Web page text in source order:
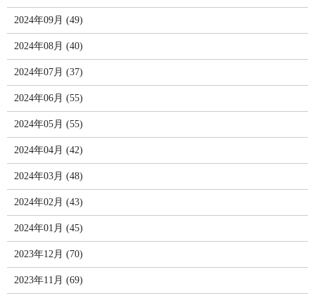
2024年09月 (49)
2024年08月 (40)
2024年07月 (37)
2024年06月 (55)
2024年05月 (55)
2024年04月 (42)
2024年03月 (48)
2024年02月 (43)
2024年01月 (45)
2023年12月 (70)
2023年11月 (69)